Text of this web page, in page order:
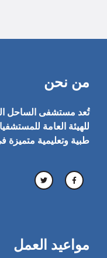
من نحن
تُعد مستشفى الساحل
للهيئة العامة
طبية وتعليمية
مواعيد العمل